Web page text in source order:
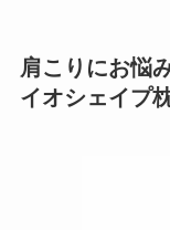
肩こりにお悩
イオシェイプ枕